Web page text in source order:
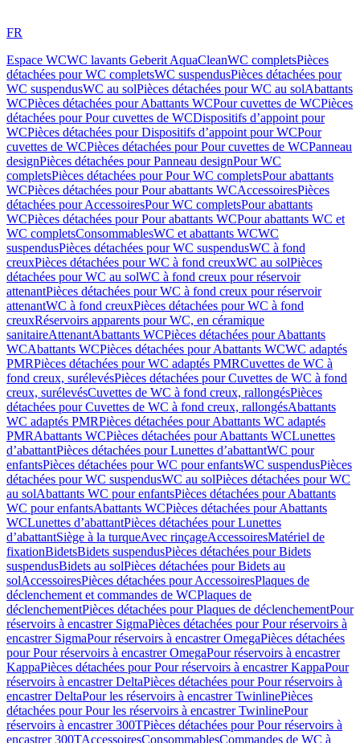
FR
Espace WCWC lavants Geberit AquaCleanWC completsPièces
détachées pour WC completsWC suspendusPièces détachées pour
WC suspendusWC au solPièces détachées pour WC au solAbattants
WCPièces détachées pour Abattants WCPour cuvettes de WCPièces
détachées pour Pour cuvettes de WCDispositifs d’appoint pour
WCPièces détachées pour Dispositifs d’appoint pour WCPour
cuvettes de WCPièces détachées pour Pour cuvettes de WCPanneau
designPièces détachées pour Panneau designPour WC
completsPièces détachées pour Pour WC completsPour abattants
WCPièces détachées pour Pour abattants WCAccessoiresPièces
détachées pour AccessoiresPour WC completsPour abattants
WCPièces détachées pour Pour abattants WCPour abattants WC et
WC completsConsommablesWC et abattants WCWC
suspendusPièces détachées pour WC suspendusWC à fond
creuxPièces détachées pour WC à fond creuxWC au solPièces
détachées pour WC au solWC à fond creux pour réservoir
attenantPièces détachées pour WC à fond creux pour réservoir
attenantWC à fond creuxPièces détachées pour WC à fond
creuxRéservoirs apparents pour WC, en céramique
sanitaireAttenantAbattants WCPièces détachées pour Abattants
WCAbattants WCPièces détachées pour Abattants WCWC adaptés
PMRPièces détachées pour WC adaptés PMRCuvettes de WC à
fond creux, surélevésPièces détachées pour Cuvettes de WC à fond
creux, surélevésCuvettes de WC à fond creux, rallongésPièces
détachées pour Cuvettes de WC à fond creux, rallongésAbattants
WC adaptés PMRPièces détachées pour Abattants WC adaptés
PMRAbattants WCPièces détachées pour Abattants WCLunettes
d’abattantPièces détachées pour Lunettes d’abattantWC pour
enfantsPièces détachées pour WC pour enfantsWC suspendusPièces
détachées pour WC suspendusWC au solPièces détachées pour WC
au solAbattants WC pour enfantsPièces détachées pour Abattants
WC pour enfantsAbattants WCPièces détachées pour Abattants
WCLunettes d’abattantPièces détachées pour Lunettes
d’abattantSiège à la turqueAvec rinçageAccessoiresMatériel de
fixationBidetsBidets suspendusPièces détachées pour Bidets
suspendusBidets au solPièces détachées pour Bidets au
solAccessoiresPièces détachées pour AccessoiresPlaques de
déclenchement et commandes de WCPlaques de
déclenchementPièces détachées pour Plaques de déclenchementPour
réservoirs à encastrer SigmaPièces détachées pour Pour réservoirs à
encastrer SigmaPour réservoirs à encastrer OmegaPièces détachées
pour Pour réservoirs à encastrer OmegaPour réservoirs à encastrer
KappaPièces détachées pour Pour réservoirs à encastrer KappaPour
réservoirs à encastrer DeltaPièces détachées pour Pour réservoirs à
encastrer DeltaPour les réservoirs à encastrer TwinlinePièces
détachées pour Pour les réservoirs à encastrer TwinlinePour
réservoirs à encastrer 300TPièces détachées pour Pour réservoirs à
encastrer 300TAccessoiresConsommablesCommandes de WC à